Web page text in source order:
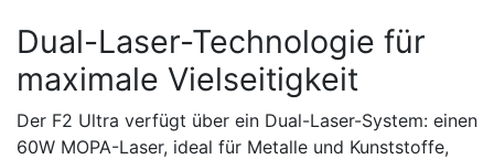
Dual-Laser-Technologie für
maximale Vielseitigkeit
Der F2 Ultra verfügt über ein Dual-Laser-System: einen
60W MOPA-Laser, ideal für Metalle und Kunststoffe,